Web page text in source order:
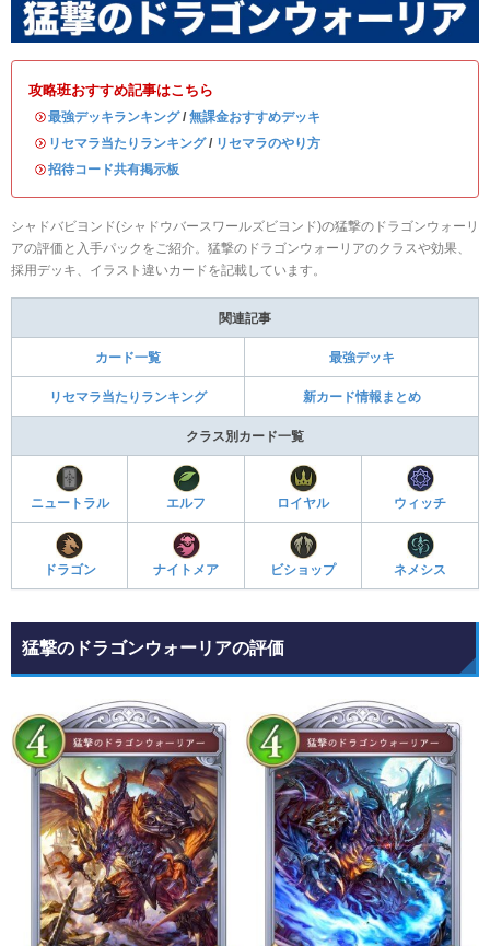
攻略班おすすめ記事はこちら
・最強デッキランキング/ 無課金おすすめデッキ
・ リセマラ当たりランキング/ リセマラのやり方
・招待コード共有掲示板
シャドバビヨンド(シャドウバースワールズビヨンド)の猛撃のドラゴンウォーリ
アの評価と入手パックをご紹介。猛撃のドラゴンウォーリアのクラスや効果、
採用デッキ、イラスト違いカードを記載しています。
関連記事
カード一覧 最強デッキ
リセマラ当たりランキング 新カード情報まとめ
クラス別カード一覧
ニュートラル エルフ ロイヤル ウィッチ
ドラゴン ナイトメア ビショップ ネメシス
猛撃のドラゴンウォーリアの評価